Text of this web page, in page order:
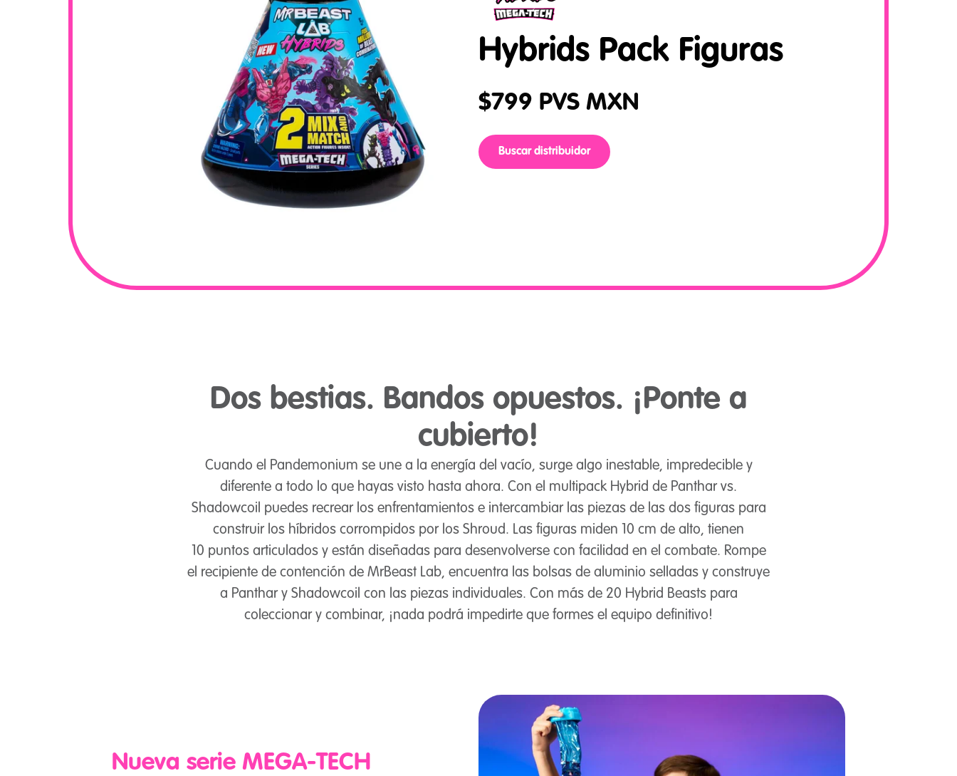
Hybrids Pack Figuras
$799 PVS MXN
Buscar distribuidor
Dos bestias. Bandos opuestos. ¡Ponte a
cubierto!
Cuando el Pandemonium se une a la energía del vacío, surge algo inestable, impredecible y
diferente a todo lo que hayas visto hasta ahora. Con el multipack Hybrid de Panthar vs.
Shadowcoil puedes recrear los enfrentamientos e intercambiar las piezas de las dos figuras para
construir los híbridos corrompidos por los Shroud. Las figuras miden 10 cm de alto, tienen
10 puntos articulados y están diseñadas para desenvolverse con facilidad en el combate. Rompe
el recipiente de contención de MrBeast Lab, encuentra las bolsas de aluminio selladas y construye
a Panthar y Shadowcoil con las piezas individuales. Con más de 20 Hybrid Beasts para
coleccionar y combinar, ¡nada podrá impedirte que formes el equipo definitivo!
Nueva serie MEGA-TECH